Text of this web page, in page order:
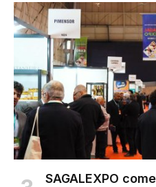
SAGALEXPO